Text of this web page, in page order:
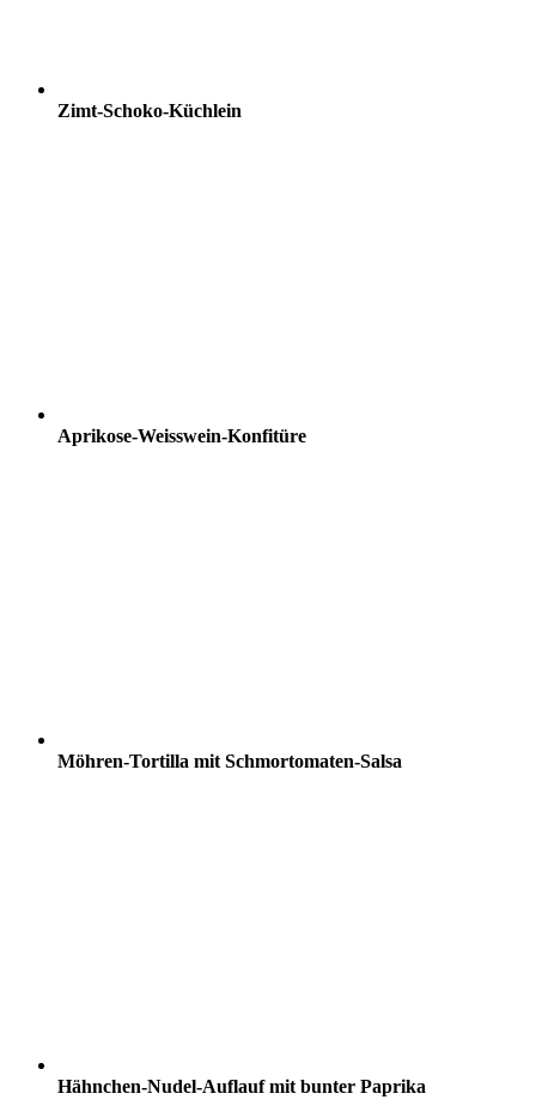
Zimt-Schoko-Küchlein
Aprikose-Weisswein-Konfitüre
Möhren-Tortilla mit Schmortomaten-Salsa
Hähnchen-Nudel-Auflauf mit bunter Paprika